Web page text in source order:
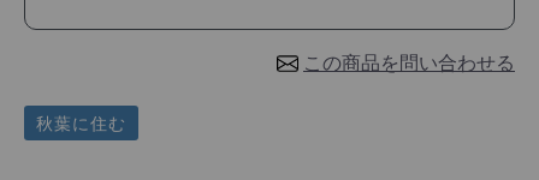
この商品を問い合わせる
秋葉に住む